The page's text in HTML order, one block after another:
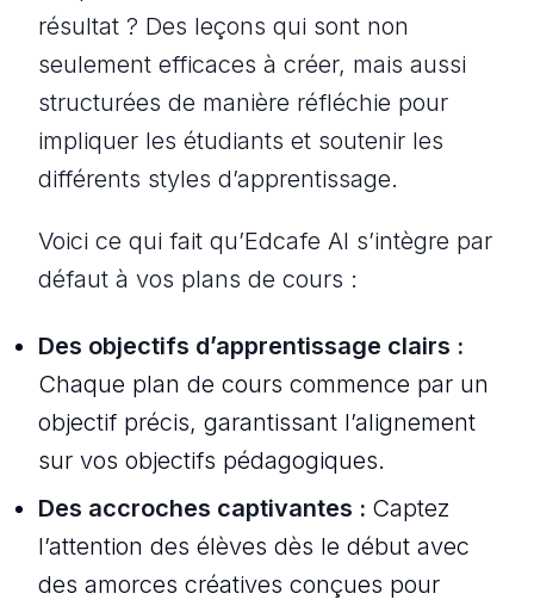
résultat ? Des leçons qui sont non
seulement efficaces à créer, mais aussi
structurées de manière réfléchie pour
impliquer les étudiants et soutenir les
différents styles d’apprentissage.
Voici ce qui fait qu’Edcafe AI s’intègre par
défaut à vos plans de cours :
Des objectifs d’apprentissage clairs :
Chaque plan de cours commence par un
objectif précis, garantissant l’alignement
sur vos objectifs pédagogiques.
Des accroches captivantes : Captez
l’attention des élèves dès le début avec
des amorces créatives conçues pour